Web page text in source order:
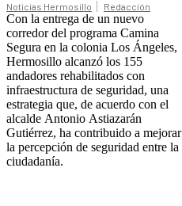
Noticias Hermosillo Redacción
Con la entrega de un nuevo
corredor del programa Camina
Segura en la colonia Los Ángeles,
Hermosillo alcanzó los 155
andadores rehabilitados con
infraestructura de seguridad, una
estrategia que, de acuerdo con el
alcalde Antonio Astiazarán
Gutiérrez, ha contribuido a mejorar
la percepción de seguridad entre la
ciudadanía.